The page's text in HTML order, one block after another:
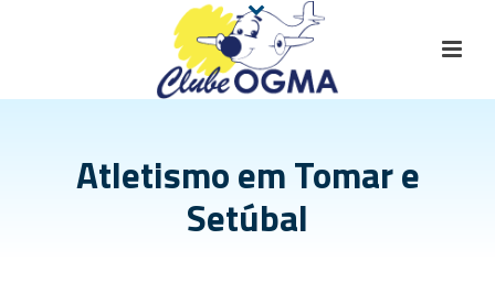
Atletismo em Tomar e
Setúbal